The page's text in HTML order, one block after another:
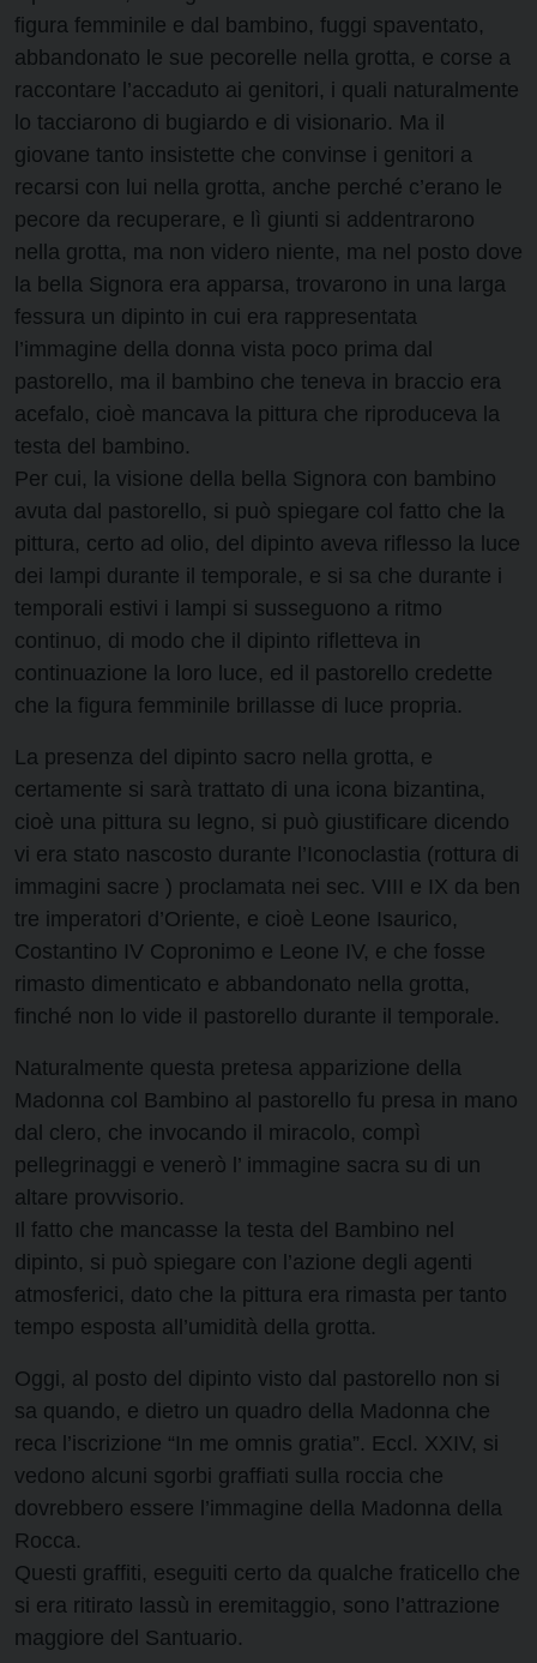
figura femminile e dal bambino, fuggi spaventato,
abbandonato le sue pecorelle nella grotta, e corse a
raccontare l’accaduto ai genitori, i quali naturalmente
lo tacciarono di bugiardo e di visionario. Ma il
giovane tanto insistette che convinse i genitori a
recarsi con lui nella grotta, anche perché c’erano le
pecore da recuperare, e lì giunti si addentrarono
nella grotta, ma non videro niente, ma nel posto dove
la bella Signora era apparsa, trovarono in una larga
fessura un dipinto in cui era rappresentata
l’immagine della donna vista poco prima dal
pastorello, ma il bambino che teneva in braccio era
acefalo, cioè mancava la pittura che riproduceva la
testa del bambino.
Per cui, la visione della bella Signora con bambino
avuta dal pastorello, si può spiegare col fatto che la
pittura, certo ad olio, del dipinto aveva riflesso la luce
dei lampi durante il temporale, e si sa che durante i
temporali estivi i lampi si susseguono a ritmo
continuo, di modo che il dipinto rifletteva in
continuazione la loro luce, ed il pastorello credette
che la figura femminile brillasse di luce propria.
La presenza del dipinto sacro nella grotta, e
certamente si sarà trattato di una icona bizantina,
cioè una pittura su legno, si può giustificare dicendo
vi era stato nascosto durante l’Iconoclastia (rottura di
immagini sacre ) proclamata nei sec. VIII e IX da ben
tre imperatori d’Oriente, e cioè Leone Isaurico,
Costantino IV Copronimo e Leone IV, e che fosse
rimasto dimenticato e abbandonato nella grotta,
finché non lo vide il pastorello durante il temporale.
Naturalmente questa pretesa apparizione della
Madonna col Bambino al pastorello fu presa in mano
dal clero, che invocando il miracolo, compì
pellegrinaggi e venerò l’ immagine sacra su di un
altare provvisorio.
Il fatto che mancasse la testa del Bambino nel
dipinto, si può spiegare con l’azione degli agenti
atmosferici, dato che la pittura era rimasta per tanto
tempo esposta all’umidità della grotta.
Oggi, al posto del dipinto visto dal pastorello non si
sa quando, e dietro un quadro della Madonna che
reca l’iscrizione “In me omnis gratia”. Eccl. XXIV, si
vedono alcuni sgorbi graffiati sulla roccia che
dovrebbero essere l’immagine della Madonna della
Rocca.
Questi graffiti, eseguiti certo da qualche fraticello che
si era ritirato lassù in eremitaggio, sono l’attrazione
maggiore del Santuario.